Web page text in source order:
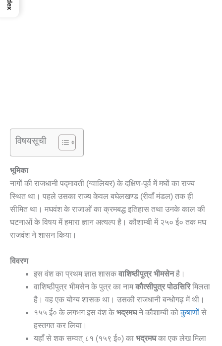
विषयसूची
भूमिका
नागों की राजधानी प‌द्मावती (ग्वालियर) के दक्षिण-पूर्व में मघों का राज्य
स्थित था। पहले उसका राज्य केवल बघेलखण्ड (रीवाँ मंडल) तक ही
सीमित था। मघवंश के राजाओं का क्रमबद्ध इतिहास तथा उनके काल की
घटनाओं के विषय में हमारा ज्ञान अत्यल्प है। कौशाम्बी में २५० ई० तक मघ
राजवंश ने शासन किया।
विवरण
इस वंश का प्रथम ज्ञात शासक वाशिष्ठीपुत्र भीमसेनहै।
वाशिष्ठीपुत्र भीमसेन के पुत्र का नामकौत्सीपुत्र पोठसिरिमिलता
है। वह एक योग्य शासक था। उसकी राजधानी बन्धोगढ़ में थी।
१५५ ई० के लगभग इस वंश के भद्रमघने कौशाम्बी कोकुषाणों से
हस्तगत कर लिया।
यहाँ से शक सम्वत् ८१ (१५९ ई०) का भद्रमघका एक लेख मिला